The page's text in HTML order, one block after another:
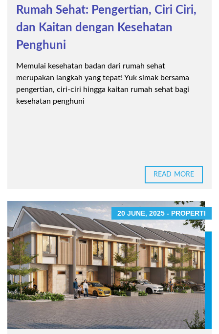
Rumah Sehat: Pengertian, Ciri Ciri,
dan Kaitan dengan Kesehatan
Penghuni
Memulai kesehatan badan dari rumah sehat
merupakan langkah yang tepat! Yuk simak bersama
pengertian, ciri-ciri hingga kaitan rumah sehat bagi
kesehatan penghuni
READ MORE
20 JUNE, 2025 - PROPERTI